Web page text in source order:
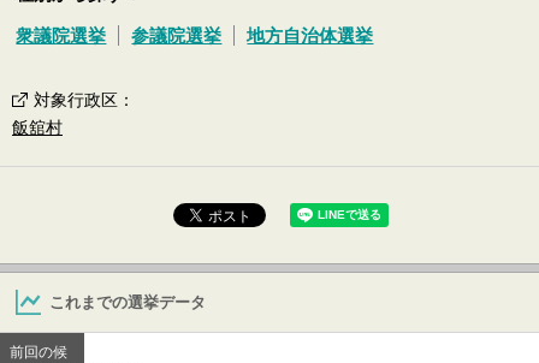
衆議院選挙 参議院選挙 地方自治体選挙
対象行政区 ：
飯舘村
これまでの選挙データ
前回の候